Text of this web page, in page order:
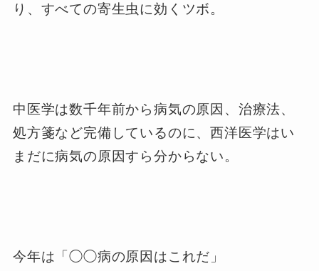
り、すべての寄生虫に効くツボ。
中医学は数千年前から病気の原因、治療法、
処方箋など完備しているのに、西洋医学はい
まだに病気の原因すら分からない。
今年は「◯◯病の原因はこれだ」